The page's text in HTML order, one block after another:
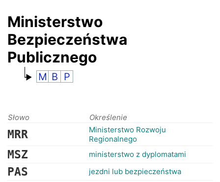
Ministerstwo
Bezpieczeństwa
Publicznego
M B P
Słowo Określenie
MRR
Ministerstwo Rozwoju
Regionalnego
MSZ ministerstwo z dyplomatami
PAS jezdni lub bezpieczeństwa